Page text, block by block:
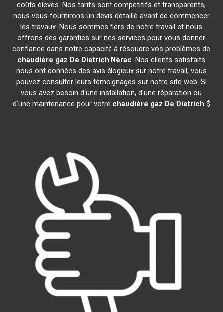
coûts élevés. Nos tarifs sont compétitifs et transparents,
nous vous fournirons un devis détaillé avant de commencer
les travaux. Nous sommes fiers de notre travail et nous
offrons des garanties sur nos services pour vous donner
confiance dans notre capacité à résoudre vos problèmes de
chaudière gaz De Dietrich Nérac. Nos clients satisfaits
nous ont données des avis élogieux sur notre travail, vous
pouvez consulter leurs témoignages sur notre site web. Si
vous avez besoin d'une installation, d'une réparation ou
d'une maintenance pour votre chaudière gaz De Dietrich $